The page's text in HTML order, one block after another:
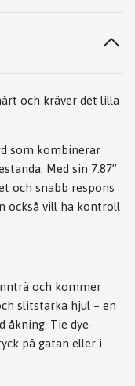
och kräver det lilla
som kombinerar
Med sin 7.87”
och snabb respons
också vill ha kontroll
och kommer
slitstarka hjul – en
åkning. Tie dye-
på gatan eller i